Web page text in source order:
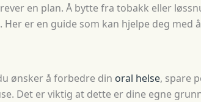
en plan. Å bytte fra tobakk eller
er en guide som kan hjelpe deg med
ønsker å forbedre din oral helse, spare
Det er viktig at dette er dine egne